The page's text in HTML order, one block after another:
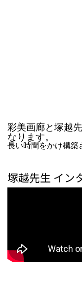
彩美画廊と塚越
なります。
長い時間をかけ構築
塚越先生 イン